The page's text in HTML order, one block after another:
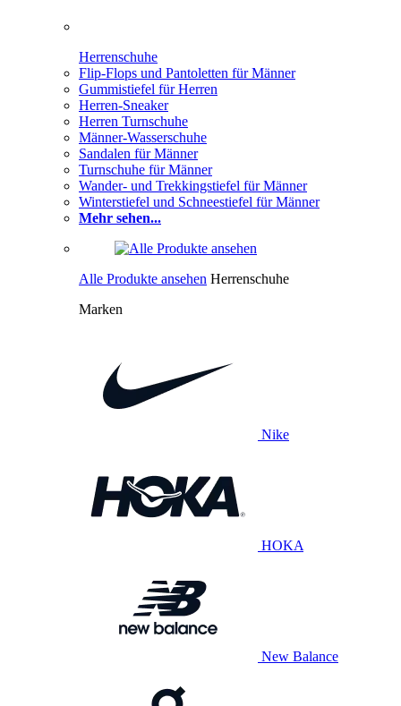
Herrenschuhe
Flip-Flops und Pantoletten für Männer
Gummistiefel für Herren
Herren-Sneaker
Herren Turnschuhe
Männer-Wasserschuhe
Sandalen für Männer
Turnschuhe für Männer
Wander- und Trekkingstiefel für Männer
Winterstiefel und Schneestiefel für Männer
Mehr sehen...
Alle Produkte ansehen Herrenschuhe
Marken
Nike
HOKA
New Balance